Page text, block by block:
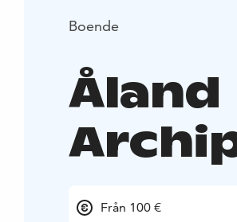
Boende
Åland
Från 100 €